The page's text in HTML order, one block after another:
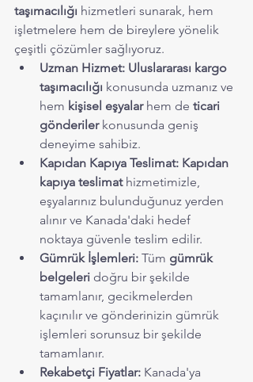
taşımacılığı hizmetleri sunarak, hem
işletmelere hem de bireylere yönelik
çeşitli çözümler sağlıyoruz.
Uzman Hizmet: Uluslararası kargo
taşımacılığı konusunda uzmanız ve
hem kişisel eşyalar hem de ticari
gönderiler konusunda geniş
deneyime sahibiz.
Kapıdan Kapıya Teslimat: Kapıdan
kapıya teslimat hizmetimizle,
eşyalarınız bulunduğunuz yerden
alınır ve Kanada'daki hedef
noktaya güvenle teslim edilir.
Gümrük İşlemleri: Tüm gümrük
belgeleri doğru bir şekilde
tamamlanır, gecikmelerden
kaçınılır ve gönderinizin gümrük
işlemleri sorunsuz bir şekilde
tamamlanır.
Rekabetçi Fiyatlar: Kanada'ya